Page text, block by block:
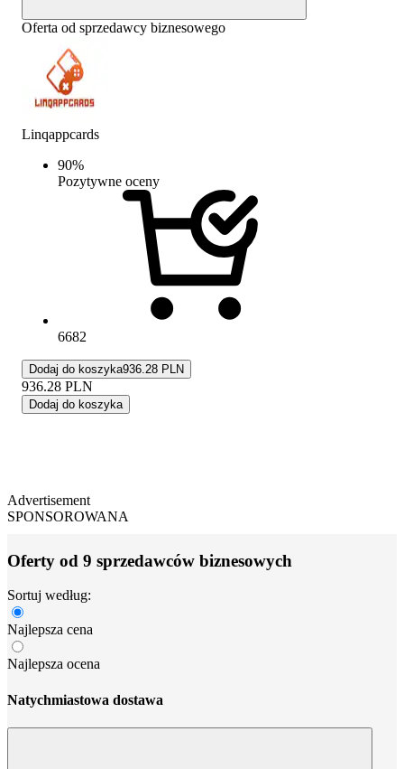
Oferta od sprzedawcy biznesowego
Linqappcards
90%
Pozytywne oceny
6682
Dodaj do koszyka936.28 PLN
936.28 PLN
Dodaj do koszyka
Advertisement
SPONSOROWANA
Oferty od 9 sprzedawców biznesowych
Sortuj według:
Najlepsza cena
Najlepsza ocena
Natychmiastowa dostawa